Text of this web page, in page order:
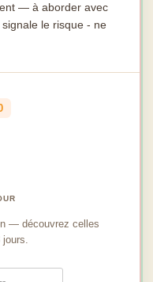
— à aborder avec
le risque - ne
— découvrez celles
jours.